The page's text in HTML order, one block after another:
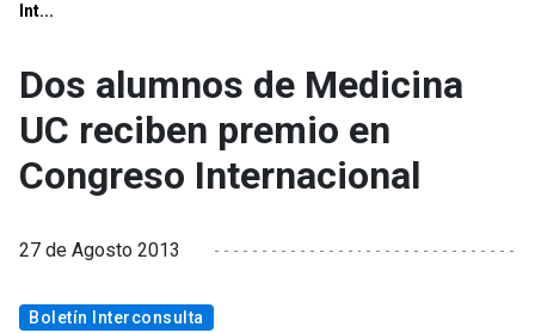
Int...
Dos alumnos de Medicina
UC reciben premio en
Congreso Internacional
27 de Agosto 2013
Boletín Interconsulta